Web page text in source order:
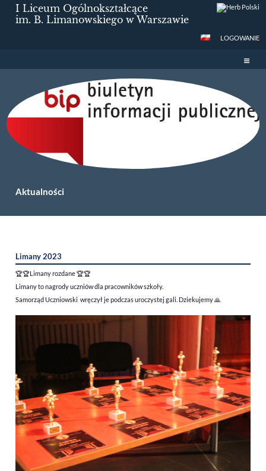
I Liceum Ogólnokształcące
im. B. Limanowskiego w Warszawie
LOGOWANIE
Aktualności
Limany 2023
🏆🏆Limany rozdane🏆🏆
Limany to nagrody uczniów dla pracowników szkoły.
Samorząd Uczniowski wręczył je podczas uroczystej gali. Dziekujemy🙏